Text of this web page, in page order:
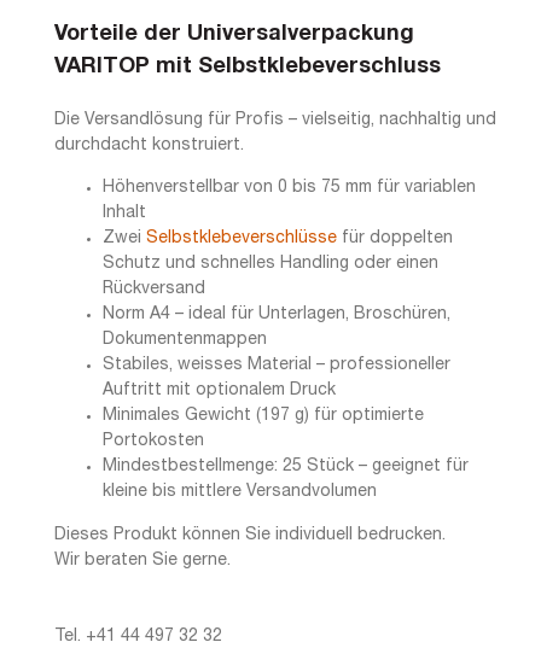
Vorteile der Universalverpackung
VARITOP mit Selbstklebeverschluss
Die Versandlösung für Profis – vielseitig, nachhaltig und
durchdacht konstruiert.
Höhenverstellbar von 0 bis 75 mm für variablen
Inhalt
Zwei Selbstklebeverschlüsse für doppelten
Schutz und schnelles Handling oder einen
Rückversand
Norm A4 – ideal für Unterlagen, Broschüren,
Dokumentenmappen
Stabiles, weisses Material – professioneller
Auftritt mit optionalem Druck
Minimales Gewicht (197 g) für optimierte
Portokosten
Mindestbestellmenge: 25 Stück – geeignet für
kleine bis mittlere Versandvolumen
Dieses Produkt können Sie individuell bedrucken.
Wir beraten Sie gerne.
Tel. +41 44 497 32 32